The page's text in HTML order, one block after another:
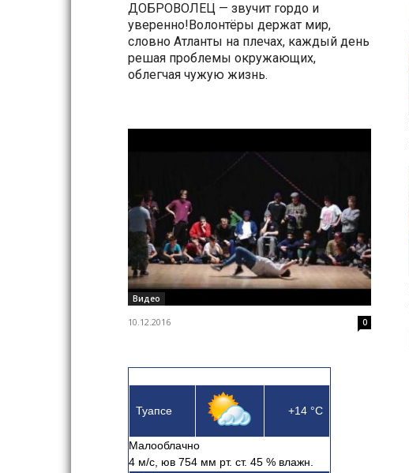
ДОБРОВОЛЕЦ — звучит гордо и
уверенно!Волонтёры держат мир,
словно Атланты на плечах, каждый день
решая проблемы окружающих,
облегчая чужую жизнь.
Видео
10.12.2016 0
Туапсе +14 °C
Малооблачно
4 м/с, юв 754 мм рт. ст. 45 % влажн.